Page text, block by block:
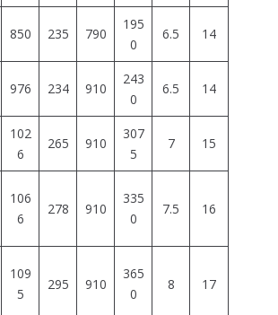
850 235 790
195
0
6.5 14
976 234 910
243
0
6.5 14
102
6
265 910
307
5
7 15
106
6
278 910
335
0
7.5 16
109
5
295 910
365
0
8 17